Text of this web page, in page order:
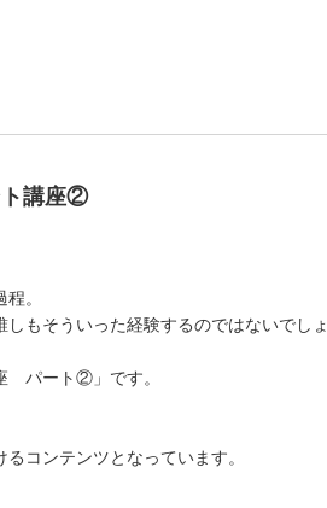
ト講座②
。
もそういった経験するのではないでしょ
パート②」です。
コンテンツとなっています。